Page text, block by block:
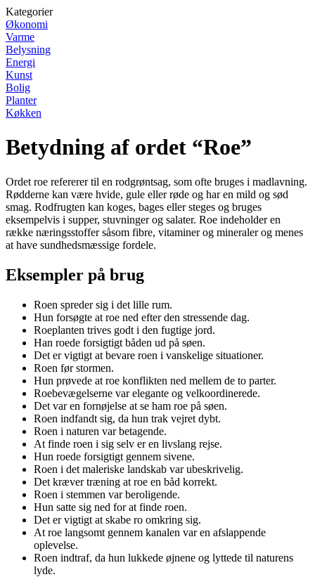
Kategorier
Økonomi
Varme
Belysning
Energi
Kunst
Bolig
Planter
Køkken
Betydning af ordet “Roe”
Ordet roe refererer til en rodgrøntsag, som ofte bruges i madlavning.
Rødderne kan være hvide, gule eller røde og har en mild og sød
smag. Rodfrugten kan koges, bages eller steges og bruges
eksempelvis i supper, stuvninger og salater. Roe indeholder en
række næringsstoffer såsom fibre, vitaminer og mineraler og menes
at have sundhedsmæssige fordele.
Eksempler på brug
Roen spreder sig i det lille rum.
Hun forsøgte at roe ned efter den stressende dag.
Roeplanten trives godt i den fugtige jord.
Han roede forsigtigt båden ud på søen.
Det er vigtigt at bevare roen i vanskelige situationer.
Roen før stormen.
Hun prøvede at roe konflikten ned mellem de to parter.
Roebevægelserne var elegante og velkoordinerede.
Det var en fornøjelse at se ham roe på søen.
Roen indfandt sig, da hun trak vejret dybt.
Roen i naturen var betagende.
At finde roen i sig selv er en livslang rejse.
Hun roede forsigtigt gennem sivene.
Roen i det maleriske landskab var ubeskrivelig.
Det kræver træning at roe en båd korrekt.
Roen i stemmen var beroligende.
Hun satte sig ned for at finde roen.
Det er vigtigt at skabe ro omkring sig.
At roe langsomt gennem kanalen var en afslappende
oplevelse.
Roen indtraf, da hun lukkede øjnene og lyttede til naturens
lyde.